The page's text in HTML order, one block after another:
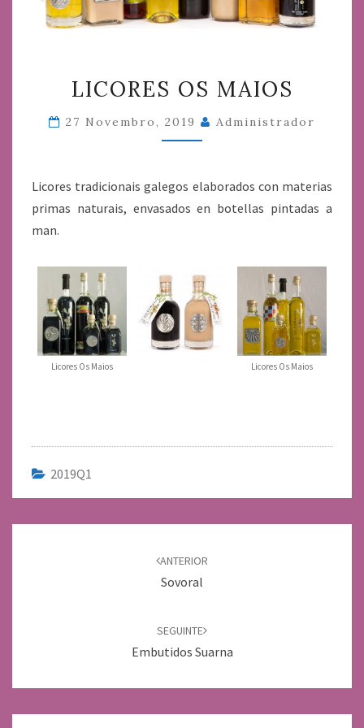
OS
MAIOS
LICORES OS MAIOS
27 Novembro, 2019 Administrador
Licores tradicionais galegos elaborados con materias
primas naturais, envasados en botellas pintadas a
man.
Licores Os Maios Licores Os Maios
2019Q1
ANTERIOR
Sovoral
SEGUINTE
Embutidos Suarna